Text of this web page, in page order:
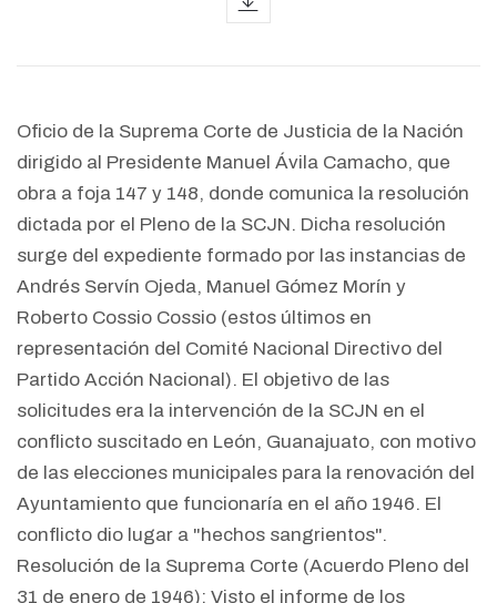
Oficio de la Suprema Corte de Justicia de la Nación
dirigido al Presidente Manuel Ávila Camacho, que
obra a foja 147 y 148, donde comunica la resolución
dictada por el Pleno de la SCJN. Dicha resolución
surge del expediente formado por las instancias de
Andrés Servín Ojeda, Manuel Gómez Morín y
Roberto Cossio Cossio (estos últimos en
representación del Comité Nacional Directivo del
Partido Acción Nacional). El objetivo de las
solicitudes era la intervención de la SCJN en el
conflicto suscitado en León, Guanajuato, con motivo
de las elecciones municipales para la renovación del
Ayuntamiento que funcionaría en el año 1946. El
conflicto dio lugar a "hechos sangrientos".
Resolución de la Suprema Corte (Acuerdo Pleno del
31 de enero de 1946): Visto el informe de los